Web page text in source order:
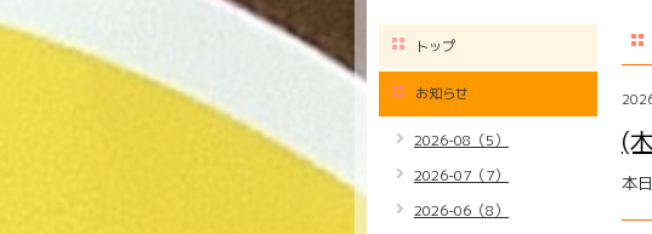
(
本
トップ
お知らせ
2026-08（5）
2026-07（7）
2026-06（8）